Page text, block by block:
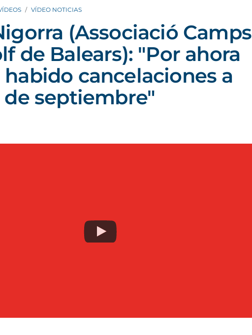
VÍDEO NOTICIAS
(Associació Camps
de Balears): "Por ahora
habido cancelaciones a
septiembre"